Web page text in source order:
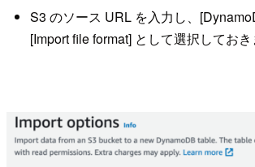
S3 のソース URL を入力し、
[Import file format] として選択しておき